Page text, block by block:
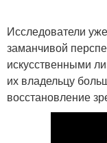
Исследователи
заманчивой
искусственными
их владельцу
восстановление